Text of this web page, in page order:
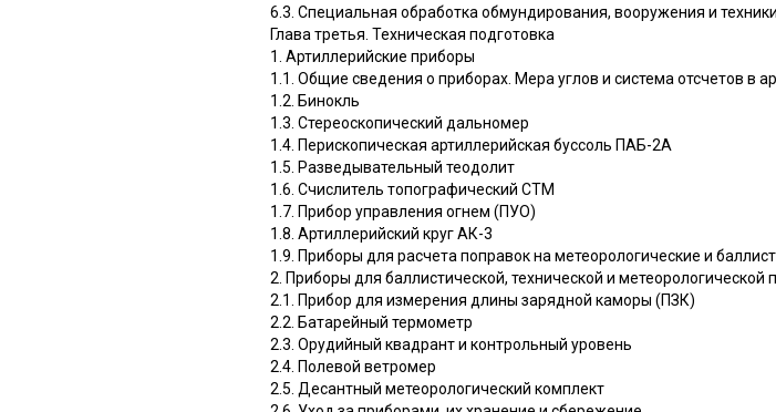
6.3. Специальная обработка обмундирования, вооружения и техники
Глава третья. Техническая подготовка
1. Артиллерийские приборы
1.1. Общие сведения о приборах. Мера углов и система отсчетов в
1.2. Бинокль
1.3. Стереоскопический дальномер
1.4. Перископическая артиллерийская буссоль ПАБ-2А
1.5. Разведывательный теодолит
1.6. Счислитель топографический СТМ
1.7. Прибор управления огнем (ПУО)
1.8. Артиллерийский круг АК-3
1.9. Приборы для расчета поправок на метеорологические и
2. Приборы для баллистической, технической и метеорологической
2.1. Прибор для измерения длины зарядной каморы (ПЗК)
2.2. Батарейный термометр
2.3. Орудийный квадрант и контрольный уровень
2.4. Полевой ветромер
2.5. Десантный метеорологический комплект